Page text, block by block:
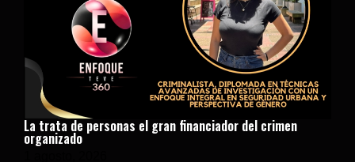
La trata de personas el gran financiador del crimen
organizado